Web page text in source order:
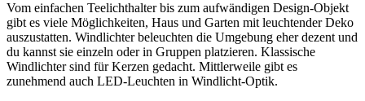
Vom einfachen Teelichthalter bis zum aufwändigen Design-Objekt
gibt es viele Möglichkeiten, Haus und Garten mit leuchtender Deko
auszustatten. Windlichter beleuchten die Umgebung eher dezent und
du kannst sie einzeln oder in Gruppen platzieren. Klassische
Windlichter sind für Kerzen gedacht. Mittlerweile gibt es
zunehmend auch LED-Leuchten in Windlicht-Optik.